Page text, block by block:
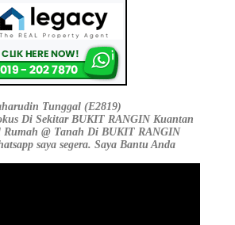
Tunggal (E2819)
Di Sekitar BUKIT RANGIN Kuantan
Rumah @ Tanah Di BUKIT RANGIN
saya segera. Saya Bantu Anda